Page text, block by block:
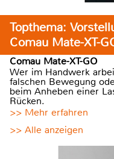
Topthema:
Comau Mate-XT-
Comau Mate-XT-GO
Wer im Handwerk
falschen Bewegung
beim Anheben einer
Rücken.
>> Mehr erfahren
>> Alle anzeigen